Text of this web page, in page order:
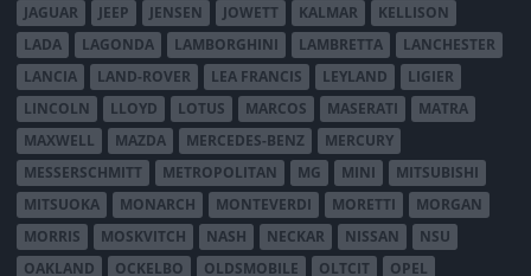
JAGUAR
JEEP JENSEN JOWETT KALMAR
KELLISON
LADA
LAGONDA LAMBORGHINI LAMBRETTA
LANCHESTER
LANCIA
LAND-ROVER LEA FRANCIS LEYLAND
LIGIER
LINCOLN
LLOYD LOTUS MARCOS MASERATI
MATRA
MAXWELL
MAZDA MERCEDES-BENZ
MERCURY
MESSERSCHMITT
METROPOLITAN MG MINI
MITSUBISHI
MITSUOKA
MONARCH MONTEVERDI MORETTI
MORGAN
MORRIS
MOSKVITCH NASH NECKAR NISSAN
NSU
OAKLAND
OCKELBO OLDSMOBILE OLTCIT OPEL